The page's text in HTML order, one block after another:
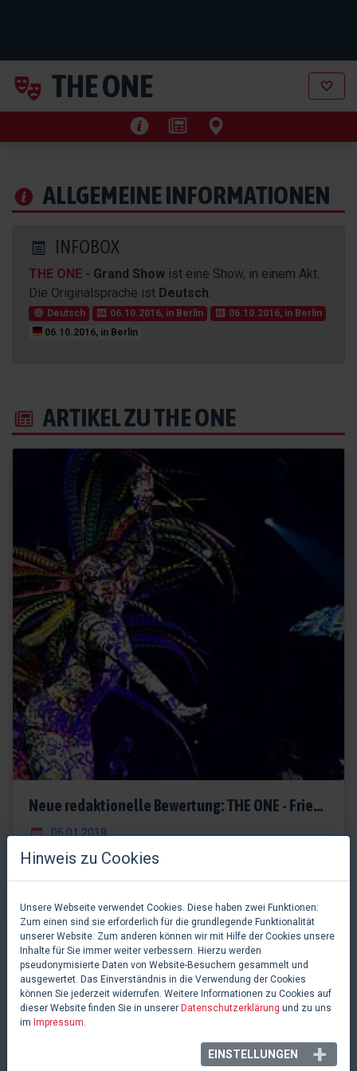
THE ONE
ALLGEMEINE INFORMATIONEN
INFOBOX
THE ONE - Grand Show ist eine Show, in einem Akt.
Die Originalsprache ist Deutsch.
Deutsch 06.10.2016, in Berlin
06.10.2016, in Berlin
06.10.2016, in Berlin
ARTIKEL ZU THE ONE
Neue redaktionelle Bewertung: THE ONE - Friedrichstadt-Palast
06.01.2018
Bewertung, Deutschland
PRODUKTIONEN
Wir listen auf
deutschsprachigen Raum und sind immer bemüht alle
Produktionen in unsere Datenbank mit aufzunehmen. Gerne
Hinweis zu Cookies
Unsere Webseite verwendet Cookies. Diese haben zwei Funktionen:
Zum einen sind sie erforderlich für die grundlegende Funktionalität
unserer Website. Zum anderen können wir mit Hilfe der Cookies unsere
Inhalte für Sie immer weiter verbessern. Hierzu werden
pseudonymisierte Daten von Website-Besuchern gesammelt und
ausgewertet. Das Einverständnis in die Verwendung der Cookies
können Sie jederzeit widerrufen. Weitere Informationen zu Cookies auf
dieser Website finden Sie in unserer Datenschutzerklärung und zu uns
im Impressum.
EINSTELLUNGEN